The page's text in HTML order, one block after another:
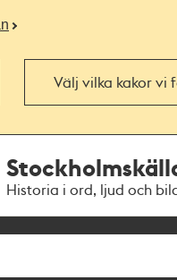
Välj vilka kakor vi
Historia i ord, ljud och